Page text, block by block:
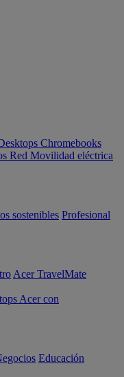
Chromebooks
Red Movilidad eléctrica
sostenibles Profesional
Acer TravelMate
Acer con
Educación